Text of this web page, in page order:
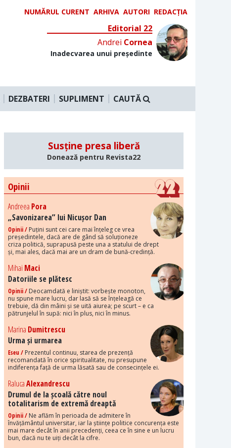
NUMĂRUL CURENT ARHIVA AUTORI REDACȚIA
Editorial 22
Andrei Cornea
Inadecvarea unui președinte
DEZBATERI SUPLIMENT CAUTĂ
Susține presa liberă
Donează pentru Revista22
Opinii
Andreea Pora
„Savonizarea” lui Nicușor Dan
Opinii / Puțini sunt cei care mai înțeleg ce vrea
președintele, dacă are de gând să soluționeze
criza politică, suprapusă peste una a statului de drept
și, mai ales, dacă mai are un dram de bună-credință.
Mihai Maci
Datoriile se plătesc
Opinii / Deocamdată e liniștit: vorbește monoton,
nu spune mare lucru, dar lasă să se înțeleagă ce
trebuie, dă din mâini și se uită aiurea; pe scurt – e ca
pătrunjelul în supă: nici în plus, nici în minus.
Marina Dumitrescu
Urma și urmarea
Eseu / Prezentul continuu, starea de prezență
recomandată în orice spiritualitate, nu presupune
indiferența față de urma lăsată sau de consecințele ei.
RalucaAlexandrescu
Drumul de la școală către noul
totalitarism de extremă dreaptă
Opinii / Ne aflăm în perioada de admitere în
învățământul universitar, iar la științe politice concurența este
mai mare decât în anii precedenți, ceea ce în sine e un lucru
bun, dacă nu te uiți decât la cifre.